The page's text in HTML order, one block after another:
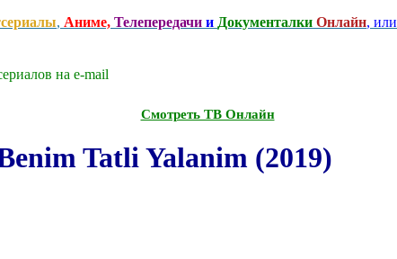
, Аниме, Телепередачи и Документалки Онлайн, или
на e-mаil
Смотреть ТВ Онлайн
Tatli Yalanim (2019)